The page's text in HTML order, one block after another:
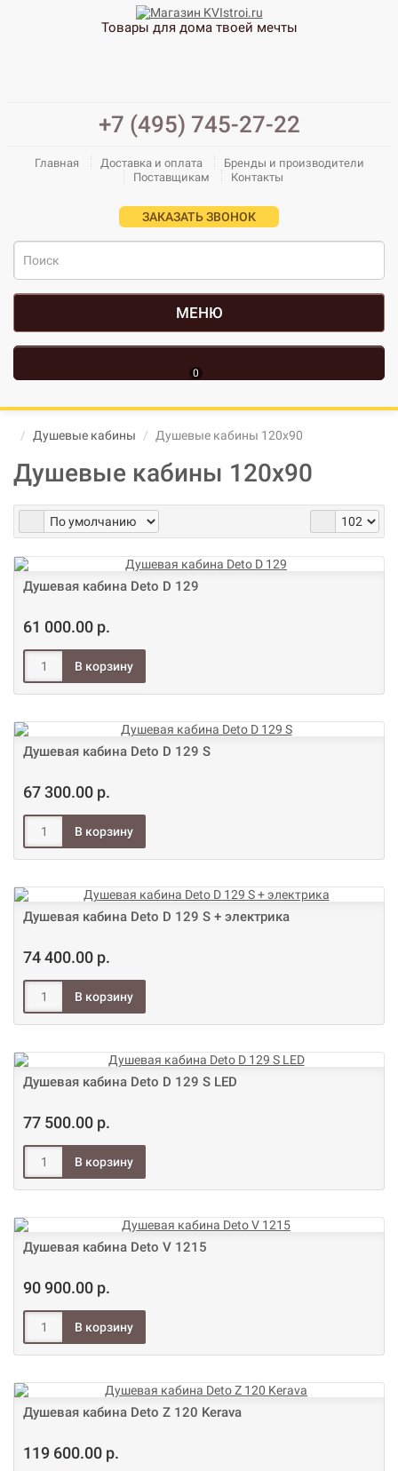
Товары для дома твоей мечты
+7 (495) 745-27-22
Главная Доставка и оплата
Бренды и производители
Поставщикам
Контакты
ЗАКАЗАТЬ ЗВОНОК
МЕНЮ
0
В корзине пусто!
Душевые кабины Душевые кабины 120х90
Душевые кабины 120х90
Душевая кабина Deto D 129
61 000.00 р.
Душевая кабина Deto D 129 S
67 300.00 р.
Душевая кабина Deto D 129 S + электрика
74 400.00 р.
Душевая кабина Deto D 129 S LED
77 500.00 р.
Душевая кабина Deto V 1215
90 900.00 р.
Душевая кабина Deto Z 120 Kerava
119 600.00 р.